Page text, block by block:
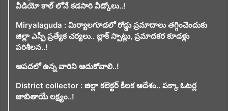
వీడియో కాల్ లోనే కడసారి వీడ్కోలు..!
Miryalaguda : మిర్యాలగూడలో రోడ్డు ప్రమాదాలు తగ్గించెందుకు
జిల్లా ఎస్పీ ప్రత్యేక చర్యలు.. బ్లాక్ స్పాట్లు, ప్రమాదకర కూడళ్లు
పరిశీలన..!
ఆపదలో ఉన్న వారిని ఆదుకోవాలి..!
District collector : జిల్లా కలెక్టర్ కీలక ఆదేశం.. పక్కా ఓటర్ల
జాబితాయే లక్ష్యం..!